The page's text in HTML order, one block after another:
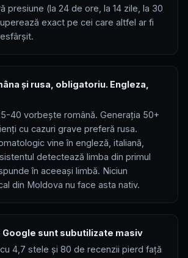
presiune (la 24 de ore, la 14 zile, la 30
exact pe cei care altfel ar fi
și rusa, obligatoriu. Engleza,
40 vorbește română. Generația 50+
cu cazuri grave preferă rusa.
vine în engleză, italiană,
detectează limba din primul
în aceeași limbă. Niciun
din Moldova nu face asta nativ.
Google sunt subutilizate masiv
4,7 stele și 80 de recenzii pierd față